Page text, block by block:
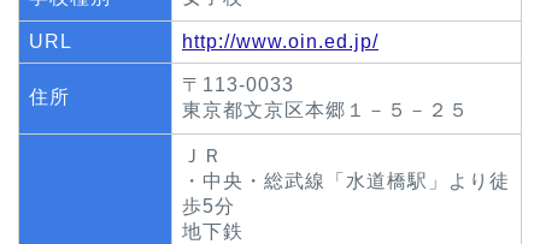
URL http://www.oin.ed.jp/
住所
〒113-0033
東京都文京区本郷１－５－２５
ＪＲ
・中央・総武線「水道橋駅」より徒
歩5分
地下鉄